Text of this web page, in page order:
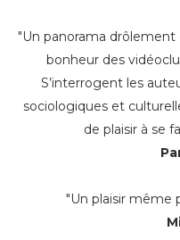
"Un panorama
bonheur des
S’interrogent les
sociologiques et
de plaisir à se
"Un plaisir même